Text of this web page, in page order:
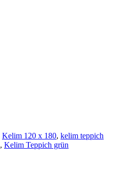
Kelim 120 x 180, kelim teppich
, Kelim Teppich grün